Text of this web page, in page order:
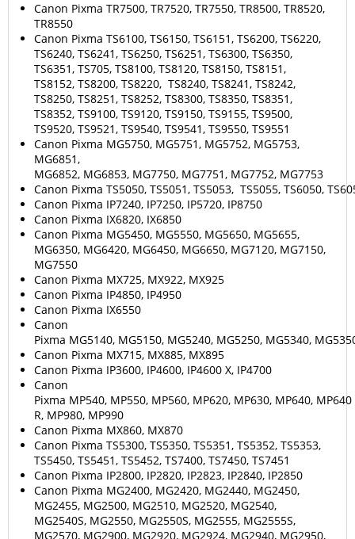
Canon Pixma TR7500, TR7520, TR7550, TR8500, TR8520,
TR8550
Canon Pixma TS6100, TS6150, TS6151, TS6200, TS6220,
TS6240, TS6241, TS6250, TS6251, TS6300, TS6350,
TS6351, TS705, TS8100, TS8120, TS8150, TS8151,
TS8152, TS8200, TS8220, TS8240, TS8241, TS8242,
TS8250, TS8251, TS8252, TS8300, TS8350, TS8351,
TS8352, TS9100, TS9120, TS9150, TS9155, TS9500,
TS9520, TS9521, TS9540, TS9541, TS9550, TS9551
Canon Pixma MG5750, MG5751, MG5752, MG5753,
MG6851,
MG6852, MG6853, MG7750, MG7751, MG7752, MG7753
Canon Pixma TS5050, TS5051, TS5053, TS5055, TS6050,
Canon Pixma IP7240, IP7250, IP5720, IP8750
Canon Pixma IX6820, IX6850
Canon Pixma MG5450, MG5550, MG5650, MG5655,
MG6350, MG6420, MG6450, MG6650, MG7120, MG7150,
MG7550
Canon Pixma MX725, MX922, MX925
Canon Pixma IP4850, IP4950
Canon Pixma IX6550
Canon
Pixma MG5140, MG5150, MG5240, MG5250, MG5340,
Canon Pixma MX715, MX885, MX895
Canon Pixma IP3600, IP4600, IP4600 X, IP4700
Canon
Pixma MP540, MP550, MP560, MP620, MP630, MP640, MP640
R, MP980, MP990
Canon Pixma MX860, MX870
Canon Pixma TS5300, TS5350, TS5351, TS5352, TS5353,
TS5450, TS5451, TS5452, TS7400, TS7450, TS7451
Canon Pixma IP2800, IP2820, IP2823, IP2840, IP2850
Canon Pixma MG2400, MG2420, MG2440, MG2450,
MG2455, MG2500, MG2510, MG2520, MG2540,
MG2540S, MG2550, MG2550S, MG2555, MG2555S,
MG2570, MG2900, MG2920, MG2924, MG2940, MG2950,